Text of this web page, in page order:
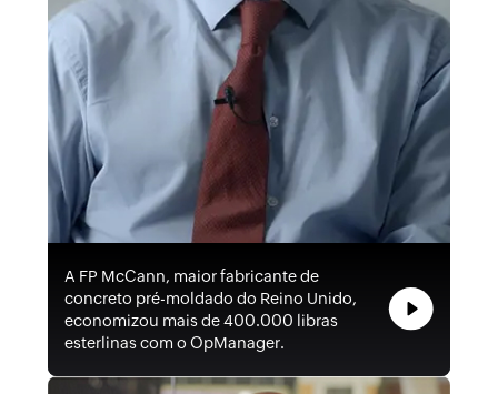
A FP McCann, maior fabricante de
concreto pré-moldado do Reino Unido,
economizou mais de 400.000 libras
esterlinas com o OpManager.